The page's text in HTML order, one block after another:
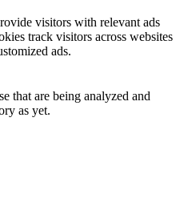
visitors with relevant ads
track visitors across websites
ads.
that are being analyzed and
as yet.